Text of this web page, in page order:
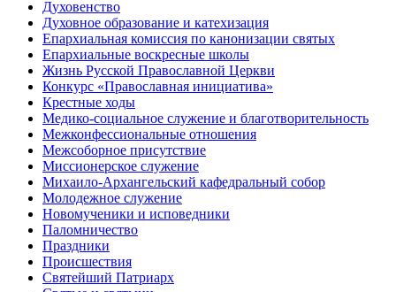
Духовенство
Духовное образование и катехизация
Епархиальная комиссия по канонизации святых
Епархиальные воскресные школы
Жизнь Русской Православной Церкви
Конкурс «Православная инициатива»
Крестные ходы
Медико-социальное служение и благотворительность
Межконфессиональные отношения
Межсоборное присутствие
Миссионерское служение
Михаило-Архангельский кафедральный собор
Молодежное служение
Новомученики и исповедники
Паломничество
Праздники
Происшествия
Святейший Патриарх